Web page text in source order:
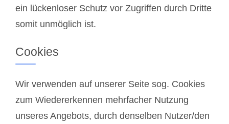
ein lückenloser Schutz vor Zugriffen durch Dritte
somit unmöglich ist.
Cookies
Wir verwenden auf unserer Seite sog. Cookies
zum Wiedererkennen mehrfacher Nutzung
unseres Angebots, durch denselben Nutzer/den